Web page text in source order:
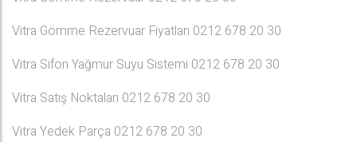
Vitra Gömme Rezervuar Fiyatları 0212 678 20 30
Vitra Sifon Yağmur Suyu Sistemi 0212 678 20 30
Vitra Satış Noktaları 0212 678 20 30
Vitra Yedek Parça 0212 678 20 30